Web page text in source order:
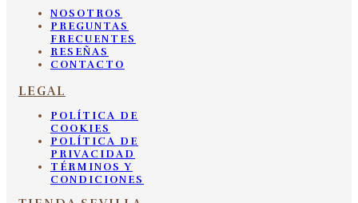
NOSOTROS
PREGUNTAS
FRECUENTES
RESEÑAS
CONTACTO
LEGAL
POLÍTICA DE
COOKIES
POLÍTICA DE
PRIVACIDAD
TÉRMINOS Y
CONDICIONES